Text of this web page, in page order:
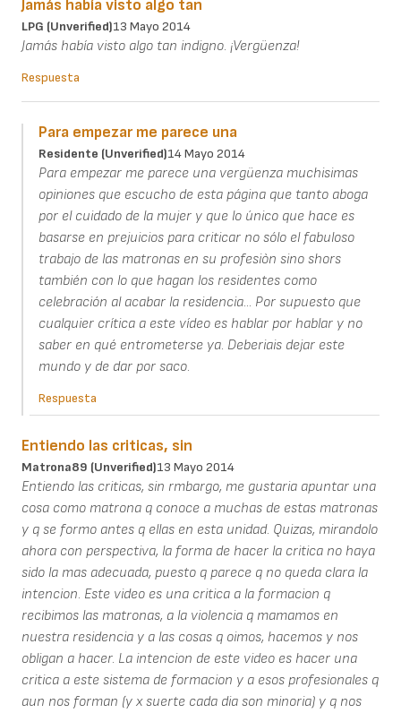
Jamás había visto algo tan
LPG (unverified)13 Mayo 2014
Jamás había visto algo tan indigno. ¡Vergüenza!
Respuesta
Para empezar me parece una
Residente (unverified)14 Mayo 2014
Para empezar me parece una vergüenza muchisimas
opiniones que escucho de esta página que tanto aboga
por el cuidado de la mujer y que lo único que hace es
basarse en prejuicios para criticar no sólo el fabuloso
trabajo de las matronas en su profesiòn sino shors
también con lo que hagan los residentes como
celebración al acabar la residencia... Por supuesto que
cualquier crítica a este vídeo es hablar por hablar y no
saber en qué entrometerse ya. Deberiais dejar este
mundo y de dar por saco.
Respuesta
Entiendo las criticas, sin
Matrona89 (unverified)13 Mayo 2014
Entiendo las criticas, sin rmbargo, me gustaria apuntar una
cosa como matrona q conoce a muchas de estas matronas
y q se formo antes q ellas en esta unidad. Quizas, mirandolo
ahora con perspectiva, la forma de hacer la critica no haya
sido la mas adecuada, puesto q parece q no queda clara la
intencion. Este video es una critica a la formacion q
recibimos las matronas, a la violencia q mamamos en
nuestra residencia y a las cosas q oimos, hacemos y nos
obligan a hacer. La intencion de este video es hacer una
critica a este sistema de formacion y a esos profesionales q
aun nos forman (y x suerte cada dia son minoria) y q nos